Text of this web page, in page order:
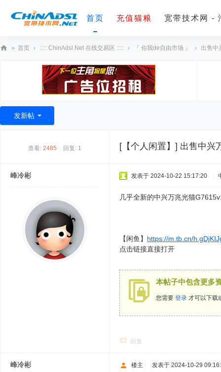
首页 充值猫粮 宽带技术网 -
术
» 首页 › ::::: ChinAdsl.Net 在线交易区 ::::: › 『 你我de自由市场 』 › 出售中
发新帖
查看: 2485 回复: 1 [【个人闲置】] 出售中兴
峰冷彬 发表于 2024-10-22 15:17:20
几乎全新的中兴万兆光猫
【闲鱼】 https://m.tb.cn/
点击链接直接打开
本帖子中包含更多
您需要 登录 才可以下载
回复
峰冷彬 楼主 发表于 2024-10-29